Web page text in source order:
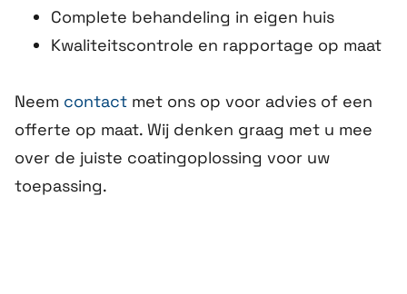
Complete behandeling in eigen huis
Kwaliteitscontrole en rapportage op maat
Neem contact met ons op voor advies of een
offerte op maat. Wij denken graag met u mee
over de juiste coatingoplossing voor uw
toepassing.